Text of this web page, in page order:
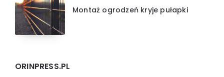
Montaż ogrodzeń kryje pułapki
ORINPRESS.PL